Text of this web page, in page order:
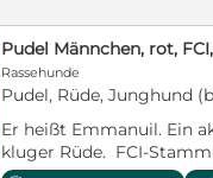
Pudel Männchen, rot,
Rassehunde
Pudel, Rüde, Junghund
Er heißt Emmanuil. Ein
kluger Rüde. FCI-